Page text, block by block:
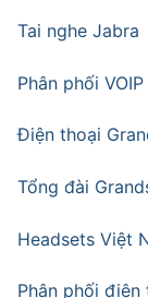
Tai nghe Jabra
Phân phối VOIP
Điện thoại
Tổng đài
Headsets Việt
Phân phối điện